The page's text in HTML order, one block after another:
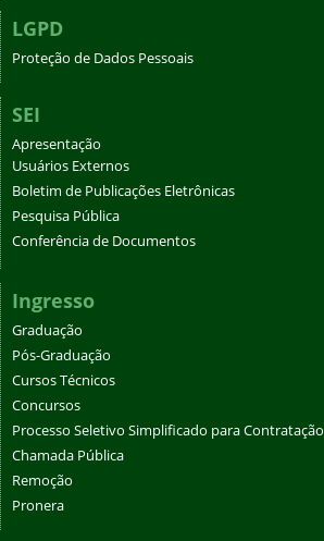
LGPD
Proteção de Dados Pessoais
SEI
Apresentação
Usuários Externos
Boletim de Publicações Eletrônicas
Pesquisa Pública
Conferência de Documentos
Ingresso
Graduação
Pós-Graduação
Cursos Técnicos
Concursos
Processo Seletivo Simplificado para Contratação
Chamada Pública
Remoção
Pronera